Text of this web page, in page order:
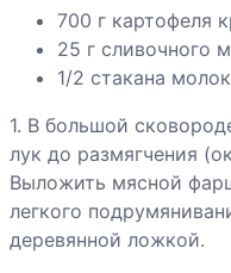
Гуляш из
сосисок с
Хинкали
700 г картофеля
25 г сливочного
1/2 стакана
1. В большой
лук до размягчения
Выложить мясной
легкого
деревянной ложкой.